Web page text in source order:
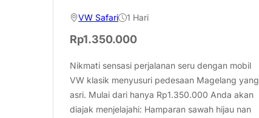
VW Safari 1 Hari
Rp1.350.000
Nikmati sensasi perjalanan seru dengan mobil
VW klasik menyusuri pedesaan Magelang yang
asri. Mulai dari hanya Rp1.350.000 Anda akan
diajak menjelajahi: Hamparan sawah hijau nan